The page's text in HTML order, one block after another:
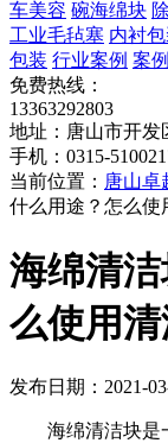
车美容 碗海绵块
工业毛毡塞 内衬
包装 行业案例 案例
免费热线：
13363292803
地址：唐山市开发
手机：0315-
当前位置： 唐山卓
什么用途？怎么使
海绵清
么使用清
发布日期：2021-
海绵清洁块是一